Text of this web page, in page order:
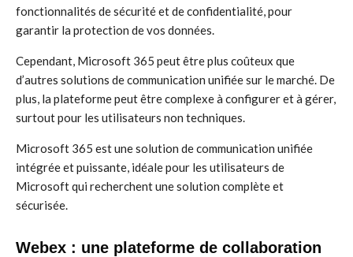
fonctionnalités de sécurité et de confidentialité, pour
garantir la protection de vos données.
Cependant, Microsoft 365 peut être plus coûteux que
d’autres solutions de communication unifiée sur le marché. De
plus, la plateforme peut être complexe à configurer et à gérer,
surtout pour les utilisateurs non techniques.
Microsoft 365 est une solution de communication unifiée
intégrée et puissante, idéale pour les utilisateurs de
Microsoft qui recherchent une solution complète et
sécurisée.
Webex : une plateforme de collaboration